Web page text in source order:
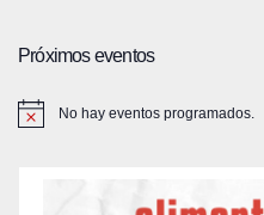
Próximos eventos
No hay eventos programados.